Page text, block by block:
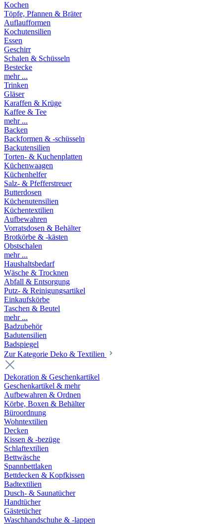
Kochen
Töpfe, Pfannen & Bräter
Auflaufformen
Kochutensilien
Essen
Geschirr
Schalen & Schüsseln
Bestecke
mehr ...
Trinken
Gläser
Karaffen & Krüge
Kaffee & Tee
mehr ...
Backen
Backformen & -schüsseln
Backutensilien
Torten- & Kuchenplatten
Küchenwaagen
Küchenhelfer
Salz- & Pfefferstreuer
Butterdosen
Küchenutensilien
Küchentextilien
Aufbewahren
Vorratsdosen & Behälter
Brotkörbe & -kästen
Obstschalen
mehr ...
Haushaltsbedarf
Wäsche & Trocknen
Abfall & Entsorgung
Putz- & Reinigungsartikel
Einkaufskörbe
Taschen & Beutel
mehr ...
Badzubehör
Badutensilien
Badspiegel
Zur Kategorie Deko & Textilien
Dekoration & Geschenkartikel
Geschenkartikel & mehr
Aufbewahren & Ordnen
Körbe, Boxen & Behälter
Büroordnung
Wohntextilien
Decken
Kissen & -bezüge
Schlaftextilien
Bettwäsche
Spannbettlaken
Bettdecken & Kopfkissen
Badtextilien
Dusch- & Saunatücher
Handtücher
Gästetücher
Waschhandschuhe & -lappen